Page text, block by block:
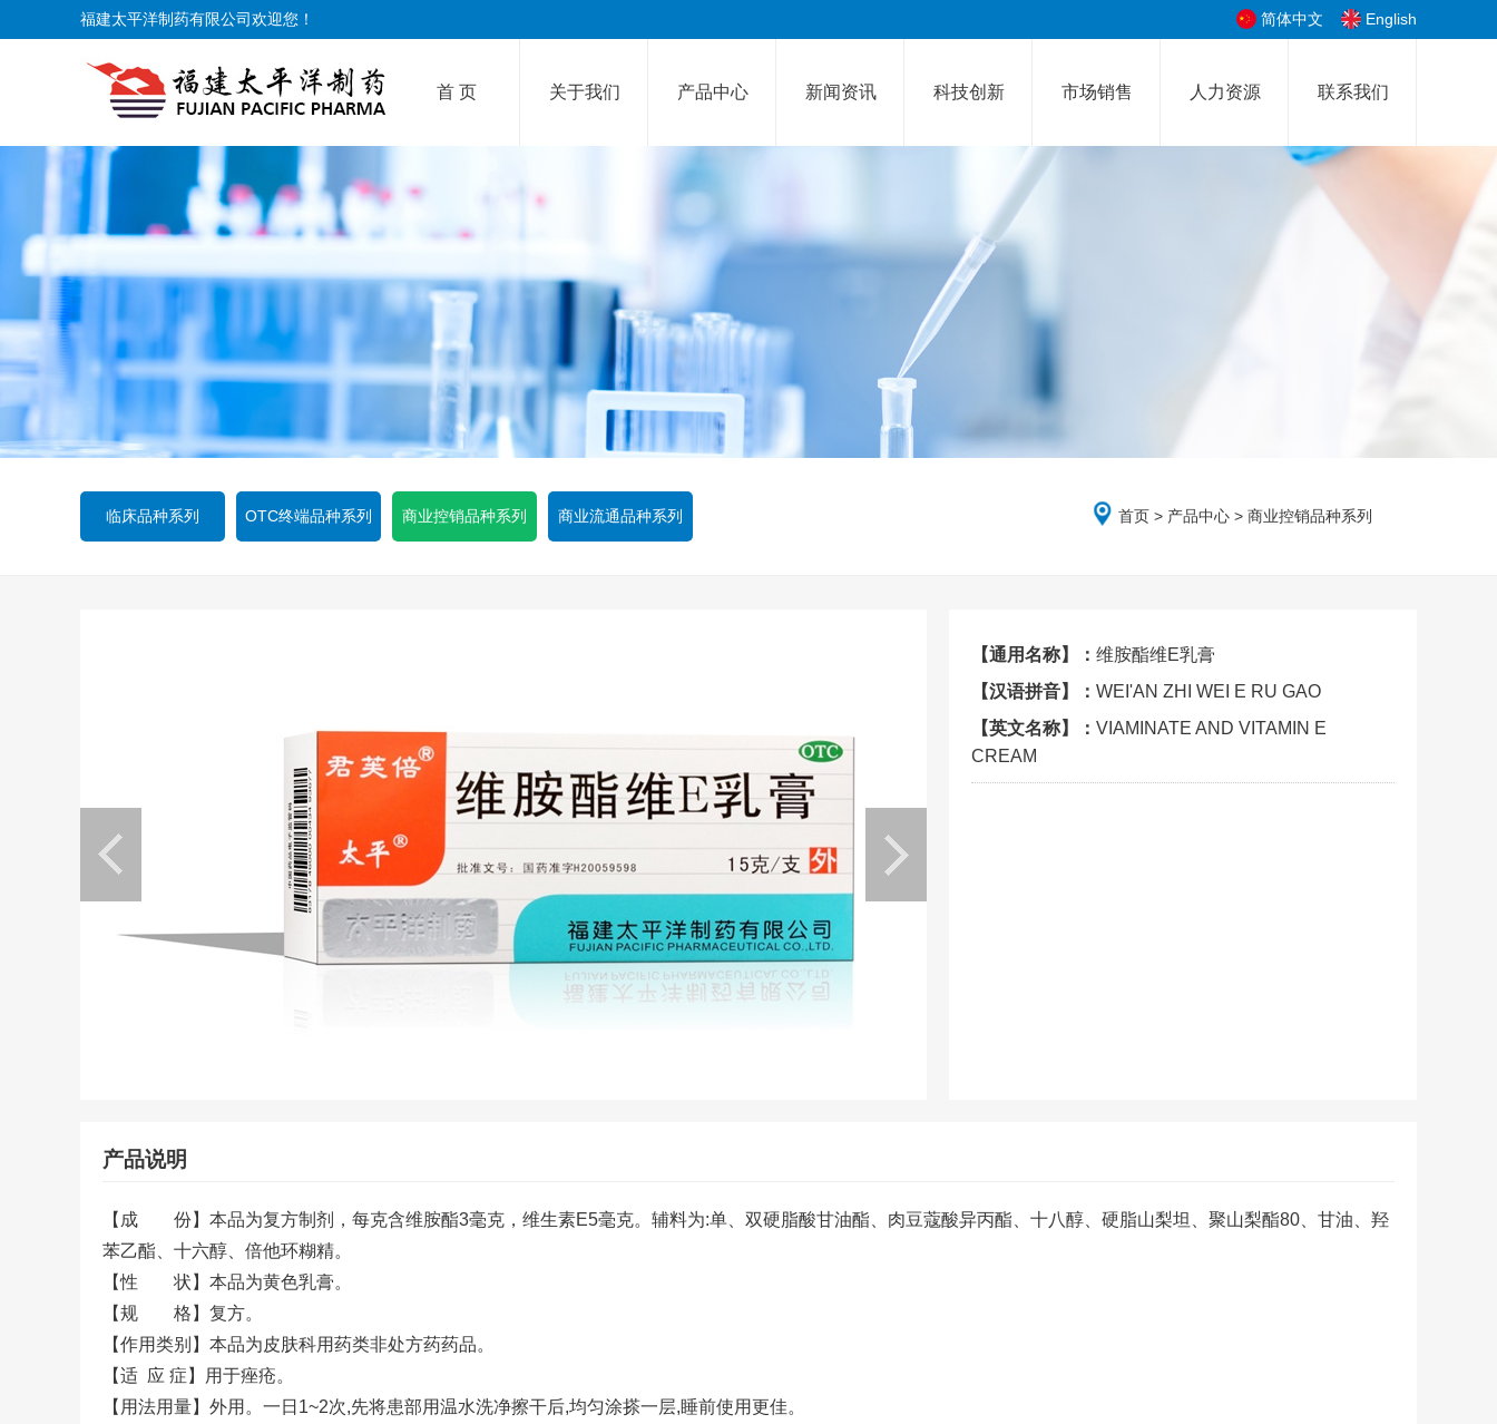
福建太平洋制药有限公司欢迎您！ 简体中文 English
首 页 关于我们 产品中心 新闻资讯 科技创新 市场销售 人力资源 联系我们
临床品种系列 OTC终端品种系列 商业控销品种系列 商业流通品种系列 首页 > 产品中心 > 商业控销品种系列
【通用名称】： 维胺酯维E乳膏
【汉语拼音】： WEI'AN ZHI WEI E RU GAO
【英文名称】： VIAMINATE AND VITAMIN E
CREAM
产品说明
【成 份】本品为复方制剂，每克含维胺酯3毫克，维生素E5毫克。辅料为:单、双硬脂酸甘油酯、肉豆蔻酸异丙酯、十八醇、硬脂山梨坦、聚山梨酯80、甘油、羟
苯乙酯、十六醇、倍他环糊精。
【性 状】本品为黄色乳膏。
【规 格】复方。
【作用类别】本品为皮肤科用药类非处方药药品。
【适 应 症】用于痤疮。
【用法用量】外用。一日1~2次,先将患部用温水洗净擦干后,均匀涂搽一层,睡前使用更佳。